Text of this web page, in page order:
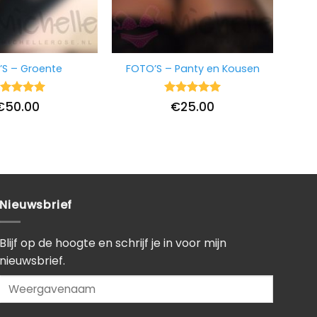
– Groente
5
50.00
FOTO’S – Panty en Kousen
Waardering
uit 5
€25.00
Nieuwsbrief
Blijf op de hoogte en schrijf je in voor mijn
nieuwsbrief.